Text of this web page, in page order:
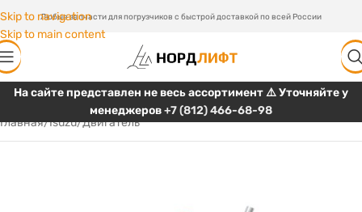
Skip to navigation
Skip to main content
Любые запчасти для погрузчиков с быстрой доставкой по всей России
На сайте представлен не весь ассортимент ⚠️ Уточняйте у
менеджеров+7 (812) 466-68-98
Главная/Isuzu/Двигатель